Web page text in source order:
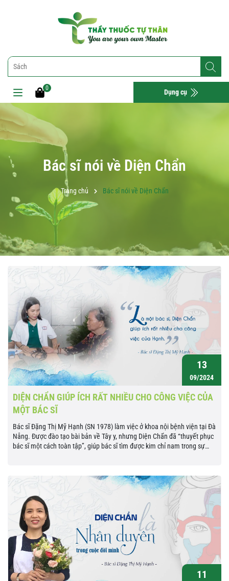
0 Dụng cụ
Bác sĩ nói về Diện Chẩn
Trang chủ Bác sĩ nói về Diện Chẩn
13
09/2024
DIỆN CHẨN GIÚP ÍCH RẤT NHIỀU CHO CÔNG VIỆC CỦA
MỘT BÁC SĨ
Bác sĩ Đặng Thị Mỹ Hạnh (SN 1978) làm việc ở khoa nội bệnh viện tại Đà
Nẵng. Được đào tạo bài bản về Tây y, nhưng Diện Chẩn đã “thuyết phục
bác sĩ một cách toàn tập”, giúp bác sĩ tìm được kim chỉ nam trong sự
11